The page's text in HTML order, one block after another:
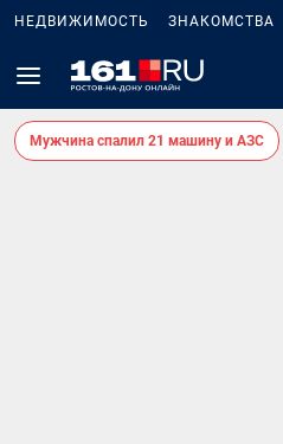
НЕДВИЖИМОСТЬ ЗНАКОМСТВА
Мужчина спалил 21 машину и АЗС